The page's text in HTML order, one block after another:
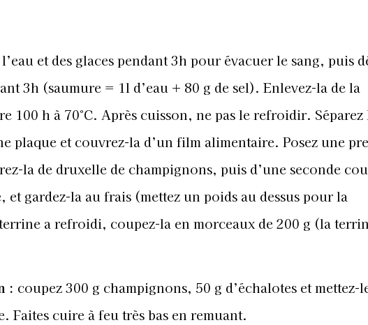
et des glaces pendant 3h pour évacuer le sang, puis
3h (saumure = 1l d’eau + 80 g de sel). Enlevez-la de la
100 h à 70°C. Après cuisson, ne pas le refroidir. Séparez
plaque et couvrez-la d’un film alimentaire. Posez une
la de druxelle de champignons, puis d’une seconde
et gardez-la au frais (mettez un poids au dessus pour la
a refroidi, coupez-la en morceaux de 200 g (la
: coupez 300 g champignons, 50 g d’échalotes et mettez-
Faites cuire à feu très bas en remuant.